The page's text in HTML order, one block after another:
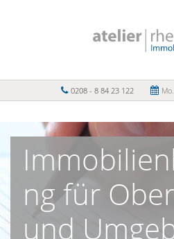
0208 - 8 84 23 122
ng für
und